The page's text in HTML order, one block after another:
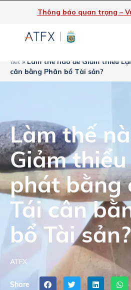
Thông báo quan trọng –
Tin tức
tiết » Làm thế nào để Giảm thiểu
cân bằng Phân bổ Tài sản?
Làm thế
Giảm
phát bằng
Tái cân
bổ Tài sản?
ATFX
Share